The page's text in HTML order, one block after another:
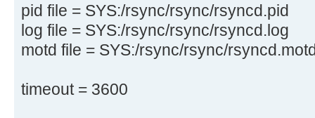
pid file = SYS:/rsync/rsync/rsyncd.pid
log file = SYS:/rsync/rsync/rsyncd.log
motd file = SYS:/rsync/rsync/
timeout = 3600